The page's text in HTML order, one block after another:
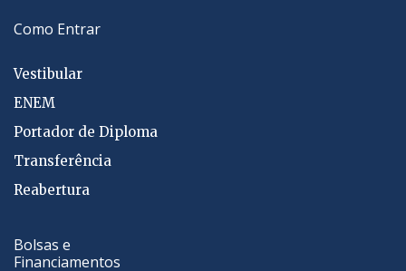
Como Entrar
Vestibular
ENEM
Portador de Diploma
Transferência
Reabertura
Bolsas e
Financiamentos